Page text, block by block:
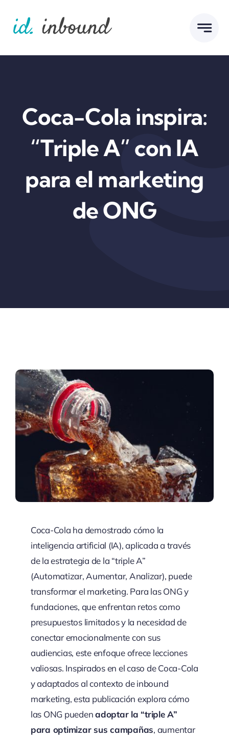
content
Coca-Cola inspira:
“Triple A” con IA
para el marketing
de ONG
Coca-Cola ha demostrado cómo la
inteligencia artificial (IA), aplicada a través
de la estrategia de la “triple A”
(Automatizar, Aumentar, Analizar), puede
transformar el marketing. Para las ONG y
fundaciones, que enfrentan retos como
presupuestos limitados y la necesidad de
conectar emocionalmente con sus
audiencias, este enfoque ofrece lecciones
valiosas. Inspirados en el caso de Coca-Cola
y adaptados al contexto de inbound
marketing, esta publicación explora cómo
las ONG puedenadoptar la “triple A”
para optimizar sus campañas, aumentar